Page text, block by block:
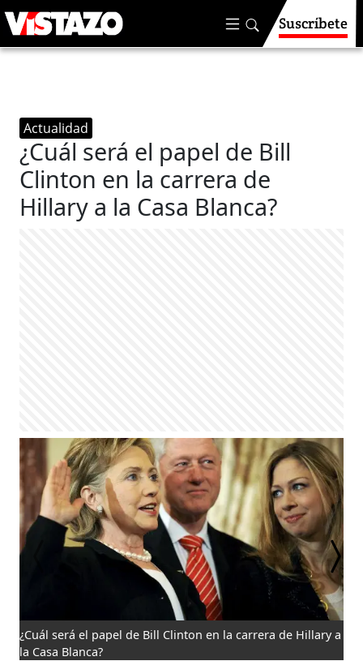
Suscríbete
Actualidad
¿Cuál será el papel de Bill
Clinton en la carrera de
Hillary a la Casa Blanca?
¿Cuál será el papel de Bill Clinton en la carrera de Hillary a
la Casa Blanca?